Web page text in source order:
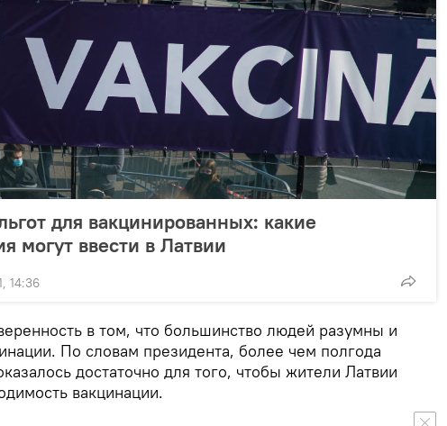
для вакцинированных: какие
могут ввести в Латвии
14:36
в том, что большинство людей разумны и
По словам президента, более чем полгода
достаточно для того, чтобы жители Латвии
вакцинации.